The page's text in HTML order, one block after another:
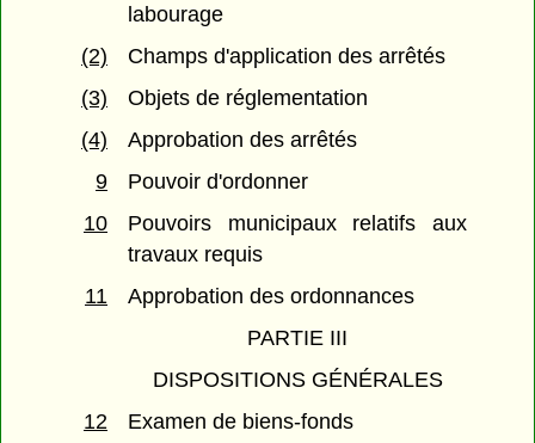
labourage
(2)
Champs d'application des arrêtés
(3)
Objets de réglementation
(4)
Approbation des arrêtés
9
Pouvoir d'ordonner
10
Pouvoirs municipaux relatifs aux
travaux requis
11
Approbation des ordonnances
PARTIE III
DISPOSITIONS GÉNÉRALES
12
Examen de biens-fonds